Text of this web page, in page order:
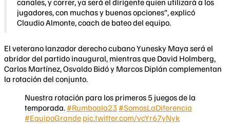
canales, y correr, ya será el dirigente quien utilizará a los
jugadores, con muchas y buenas opciones”, explicó
Claudio Almonte, coach de bateo del equipo.
El veterano lanzador derecho cubano Yunesky Maya será el
abridor del partido inaugural, mientras que David Holmberg,
Carlos Martínez, Osvaldo Bidó y Marcos Diplán complementan
la rotación del conjunto.
Nuestra rotación para los primeros 5 juegos de la
temporada. #Rumboala23 #SomosLaDiferencia
#EquipoGrande pic.twitter.com/vcYr67yNyk